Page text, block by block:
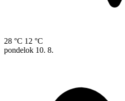
28 °C 12 °C
pondelok 10. 8.